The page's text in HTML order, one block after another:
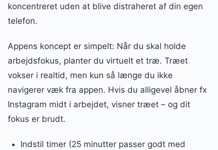
koncentreret uden at blive distraheret af din egen
telefon.
Appens koncept er simpelt: Når du skal holde
arbejdsfokus, planter du virtuelt et træ. Træet
vokser i realtid, men kun så længe du ikke
navigerer væk fra appen. Hvis du alligevel åbner fx
Instagram midt i arbejdet, visner træet – og dit
fokus er brudt.
Indstil timer (25 minutter passer godt med